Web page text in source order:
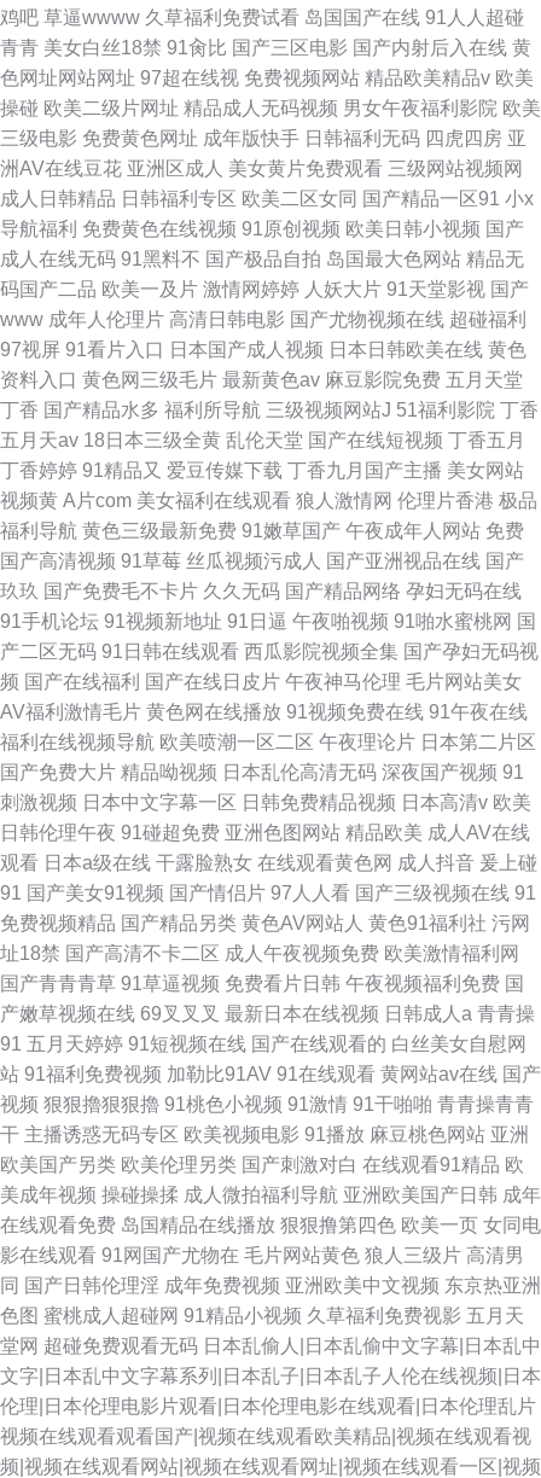
鸡吧 草逼wwww 久草福利免费试看 岛国国产在线 91人人超碰
青青 美女白丝18禁 91肏比 国产三区电影 国产内射后入在线 黄
色网址网站网址 97超在线视 免费视频网站 精品欧美精品v 欧美
操碰 欧美二级片网址 精品成人无码视频 男女午夜福利影院 欧美
三级电影 免费黄色网址 成年版快手 日韩福利无码 四虎四房 亚
洲AV在线豆花 亚洲区成人 美女黄片免费观看 三级网站视频网
成人日韩精品 日韩福利专区 欧美二区女同 国产精品一区91 小x
导航福利 免费黄色在线视频 91原创视频 欧美日韩小视频 国产
成人在线无码 91黑料不 国产极品自拍 岛国最大色网站 精品无
码国产二品 欧美一及片 激情网婷婷 人妖大片 91天堂影视 国产
www 成年人伦理片 高清日韩电影 国产尤物视频在线 超碰福利
97视屏 91看片入口 日本国产成人视频 日本日韩欧美在线 黄色
资料入口 黄色网三级毛片 最新黄色av 麻豆影院免费 五月天堂
丁香 国产精品水多 福利所导航 三级视频网站J 51福利影院 丁香
五月天av 18日本三级全黄 乱伦天堂 国产在线短视频 丁香五月
丁香婷婷 91精品又 爱豆传媒下载 丁香九月国产主播 美女网站
视频黄 A片com 美女福利在线观看 狼人激情网 伦理片香港 极品
福利导航 黄色三级最新免费 91嫩草国产 午夜成年人网站 免费
国产高清视频 91草莓 丝瓜视频污成人 国产亚洲视品在线 国产
玖玖 国产免费毛不卡片 久久无码 国产精品网络 孕妇无码在线
91手机论坛 91视频新地址 91日逼 午夜啪视频 91啪水蜜桃网 国
产二区无码 91日韩在线观看 西瓜影院视频全集 国产孕妇无码视
频 国产在线福利 国产在线日皮片 午夜神马伦理 毛片网站美女
AV福利激情毛片 黄色网在线播放 91视频免费在线 91午夜在线
福利在线视频导航 欧美喷潮一区二区 午夜理论片 日本第二片区
国产免费大片 精品呦视频 日本乱伦高清无码 深夜国产视频 91
刺激视频 日本中文字幕一区 日韩免费精品视频 日本高清v 欧美
日韩伦理午夜 91碰超免费 亚洲色图网站 精品欧美 成人AV在线
观看 日本a级在线 干露脸熟女 在线观看黄色网 成人抖音 爰上碰
91 国产美女91视频 国产情侣片 97人人看 国产三级视频在线 91
免费视频精品 国产精品另类 黄色AV网站人 黄色91福利社 污网
址18禁 国产高清不卡二区 成人午夜视频免费 欧美激情福利网
国产青青青草 91草逼视频 免费看片日韩 午夜视频福利免费 国
产嫩草视频在线 69叉叉叉 最新日本在线视频 日韩成人a 青青操
91 五月天婷婷 91短视频在线 国产在线观看的 白丝美女自慰网
站 91福利免费视频 加勒比91AV 91在线观看 黄网站av在线 国产
视频 狠狠擼狠狠擼 91桃色小视频 91激情 91干啪啪 青青操青青
干 主播诱惑无码专区 欧美视频电影 91播放 麻豆桃色网站 亚洲
欧美国产另类 欧美伦理另类 国产刺激对白 在线观看91精品 欧
美成年视频 操碰操揉 成人微拍福利导航 亚洲欧美国产日韩 成年
在线观看免费 岛国精品在线播放 狠狠撸第四色 欧美一页 女同电
影在线观看 91网国产尤物在 毛片网站黄色 狼人三级片 高清男
同 国产日韩伦理淫 成年免费视频 亚洲欧美中文视频 东京热亚洲
色图 蜜桃成人超碰网 91精品小视频 久草福利免费视影 五月天
堂网 超碰免费观看无码 日本乱偷人|日本乱偷中文字幕|日本乱中
文字|日本乱中文字幕系列|日本乱子|日本乱子人伦在线视频|日本
伦理|日本伦理电影片观看|日本伦理电影在线观看|日本伦理乱片
视频在线观看观看国产|视频在线观看欧美精品|视频在线观看视
频|视频在线观看网站|视频在线观看网址|视频在线观看一区|视频